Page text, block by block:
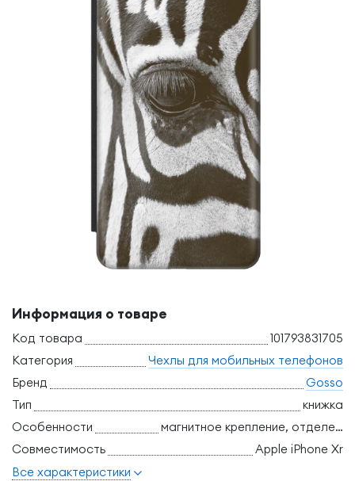
Информация о товаре
Код товара
101793831705
Категория
Чехлы для мобильных телефонов
Бренд
Gosso
Тип
книжка
Особенности
магнитное крепление, отделение для банковских карт, поддержка беспроводной зарядки, трансформация в подставку, ударопрочный
Совместимость
Apple iPhone Xr
Все характеристики